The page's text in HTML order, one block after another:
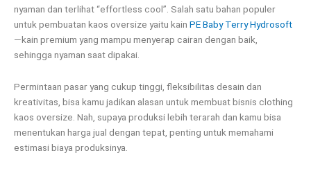
nyaman dan terlihat “effortless cool”. Salah satu bahan populer
untuk pembuatan kaos oversize yaitu kain PE Baby Terry Hydrosoft
—kain premium yang mampu menyerap cairan dengan baik,
sehingga nyaman saat dipakai.
Permintaan pasar yang cukup tinggi, fleksibilitas desain dan
kreativitas, bisa kamu jadikan alasan untuk membuat bisnis clothing
kaos oversize. Nah, supaya produksi lebih terarah dan kamu bisa
menentukan harga jual dengan tepat, penting untuk memahami
estimasi biaya produksinya.